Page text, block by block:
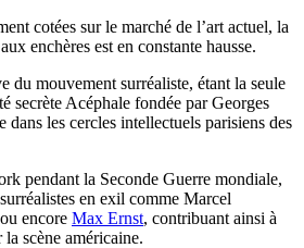
cotées sur le marché de l’art actuel, la
enchères est en constante hausse.
du mouvement surréaliste, étant la seule
secrète Acéphale fondée par Georges
dans les cercles intellectuels parisiens des
pendant la Seconde Guerre mondiale,
en exil comme Marcel
encore Max Ernst, contribuant ainsi à
scène américaine.